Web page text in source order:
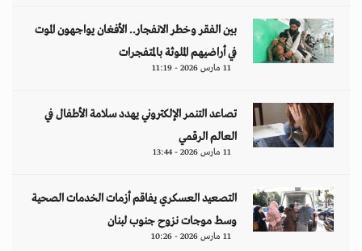
بين الفقر وخطر الانفجار.. الأفغان يواجهون الموت
في أراضيهم الملوثة بالمتفجرات
11 مارس 2026 - 11:19
تصاعد التنمر الإلكتروني يهدد سلامة الأطفال في
العالم الرقمي
11 مارس 2026 - 13:44
التصعيد العسكري يفاقم أزمات الخدمات الصحية
وسط موجات نزوح جنوب لبنان
11 مارس 2026 - 10:26